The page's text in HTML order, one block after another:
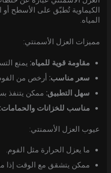
الكيماوية تُطبّق على الأسطح
المياه.
مميزات العزل الأسمنتي:
مقاومة قوية للمياه: يمنع
سعر مناسب: أرخص من
سهل التطبيق: ممكن يتنفذ
مناسب للخزانات والحمامات:
عيوب العزل الأسمنتي:
ما يعزل الحرارة مثل الفوم.
ممكن يتشقق مع الوقت إذا